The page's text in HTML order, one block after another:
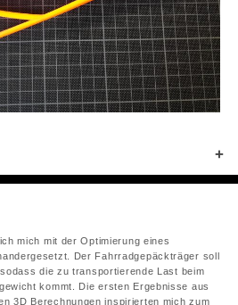
+
mich mit der Optimierung eines
Der Fahrradgepäckträger soll
die zu transportierende Last beim
kommt. Die ersten Ergebnisse aus
3D Berechnungen inspirierten mich zum